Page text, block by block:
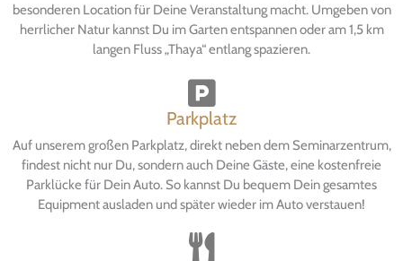
besonderen Location für Deine Veranstaltung macht. Umgeben von
herrlicher Natur kannst Du im Garten entspannen oder am 1,5 km
langen Fluss „Thaya“ entlang spazieren.
Parkplatz
Auf unserem großen Parkplatz, direkt neben dem Seminarzentrum,
findest nicht nur Du, sondern auch Deine Gäste, eine kostenfreie
Parklücke für Dein Auto. So kannst Du bequem Dein gesamtes
Equipment ausladen und später wieder im Auto verstauen!